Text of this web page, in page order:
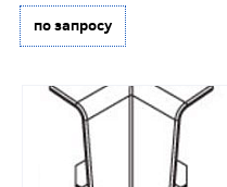
по запросу